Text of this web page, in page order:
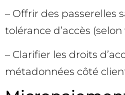
– Offrir des passerelles
tolérance d’accès
– Clarifier les droits
métadonnées côté